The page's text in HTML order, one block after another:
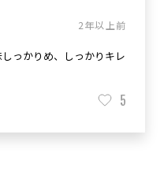
2年以上前
っかりめ、しっかりキレ
5